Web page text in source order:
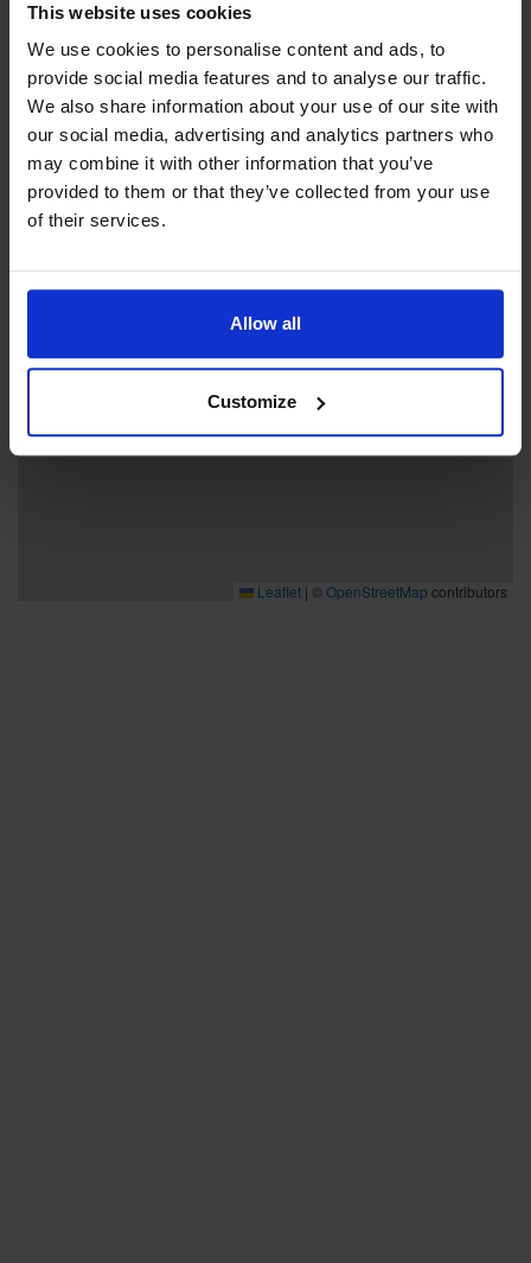
This website uses cookies
We use cookies to personalise content and ads, to
provide social media features and to analyse our traffic.
We also share information about your use of our site with
our social media, advertising and analytics partners who
may combine it with other information that you’ve
provided to them or that they’ve collected from your use
of their services.
Allow all
Customize
5 Eckerö Hotell
7 Leklandet med café, Curlinghallen
8 Viltsafari
9 Café & Pub Bodegan vid gästhamnen
Externa länkar
+
−
Leaflet | ©OpenStreetMap contributors